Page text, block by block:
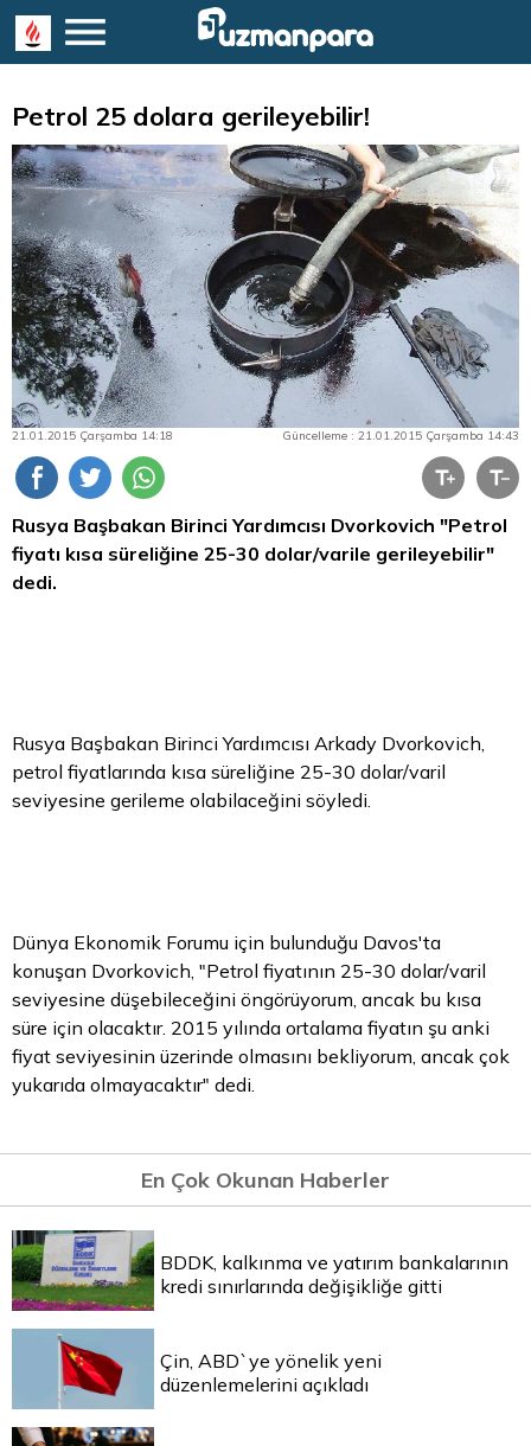
Petrol 25 dolara gerileyebilir!
21.01.2015 Çarşamba 14:18 Güncelleme : 21.01.2015 Çarşamba 14:43
Rusya Başbakan Birinci Yardımcısı Dvorkovich "Petrol
fiyatı kısa süreliğine 25-30 dolar/varile gerileyebilir"
dedi.
Rusya Başbakan Birinci Yardımcısı Arkady Dvorkovich,
petrol fiyatlarında kısa süreliğine 25-30 dolar/varil
seviyesine gerileme olabilaceğini söyledi.
Dünya Ekonomik Forumu için bulunduğu Davos'ta
konuşan Dvorkovich, "Petrol fiyatının 25-30 dolar/varil
seviyesine düşebileceğini öngörüyorum, ancak bu kısa
süre için olacaktır. 2015 yılında ortalama fiyatın şu anki
fiyat seviyesinin üzerinde olmasını bekliyorum, ancak çok
yukarıda olmayacaktır" dedi.
En Çok Okunan Haberler
BDDK, kalkınma ve yatırım bankalarının
kredi sınırlarında değişikliğe gitti
Çin, ABD`ye yönelik yeni
düzenlemelerini açıkladı